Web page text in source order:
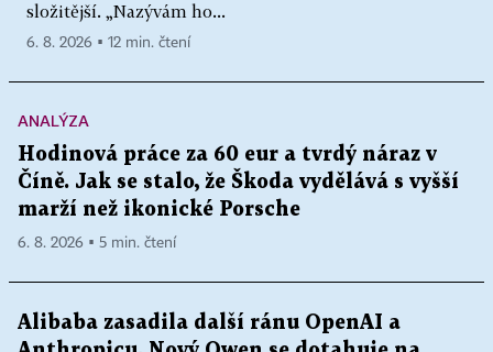
složitější. „Nazývám ho...
6. 8. 2026 ▪ 12 min. čtení
ANALÝZA
Hodinová práce za 60 eur a tvrdý náraz v
Číně. Jak se stalo, že Škoda vydělává s vyšší
marží než ikonické Porsche
6. 8. 2026 ▪ 5 min. čtení
Alibaba zasadila další ránu OpenAI a